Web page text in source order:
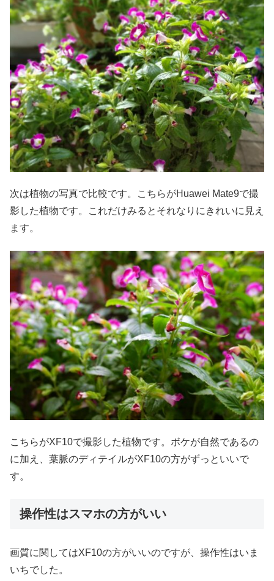
次は植物の写真で比較です。こちらがHuawei Mate9で撮
影した植物です。これだけみるとそれなりにきれいに見え
ます。
こちらがXF10で撮影した植物です。ボケが自然であるの
に加え、葉脈のディテイルがXF10の方がずっといいで
す。
操作性はスマホの方がいい
画質に関してはXF10の方がいいのですが、操作性はいま
いちでした。